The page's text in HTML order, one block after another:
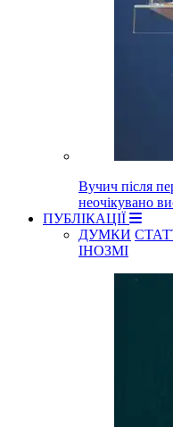
Вучич після
неочікувано
ПУБЛІКАЦІЇ
ДУМКИ
ІНОЗМІ